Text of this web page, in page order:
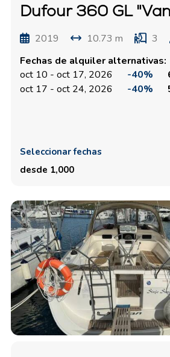
Dufour 360 GL
2019 10.73 m 3
Fechas de alquiler alternativas:
oct 10 - oct 17, 2026
-40%
oct 17 - oct 24, 2026
-40%
Seleccionar fechas
desde 1,000